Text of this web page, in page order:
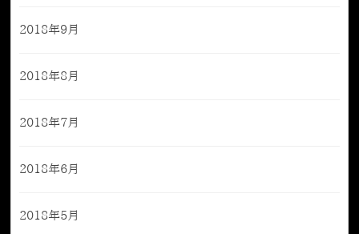
2018年9月
2018年8月
2018年7月
2018年6月
2018年5月